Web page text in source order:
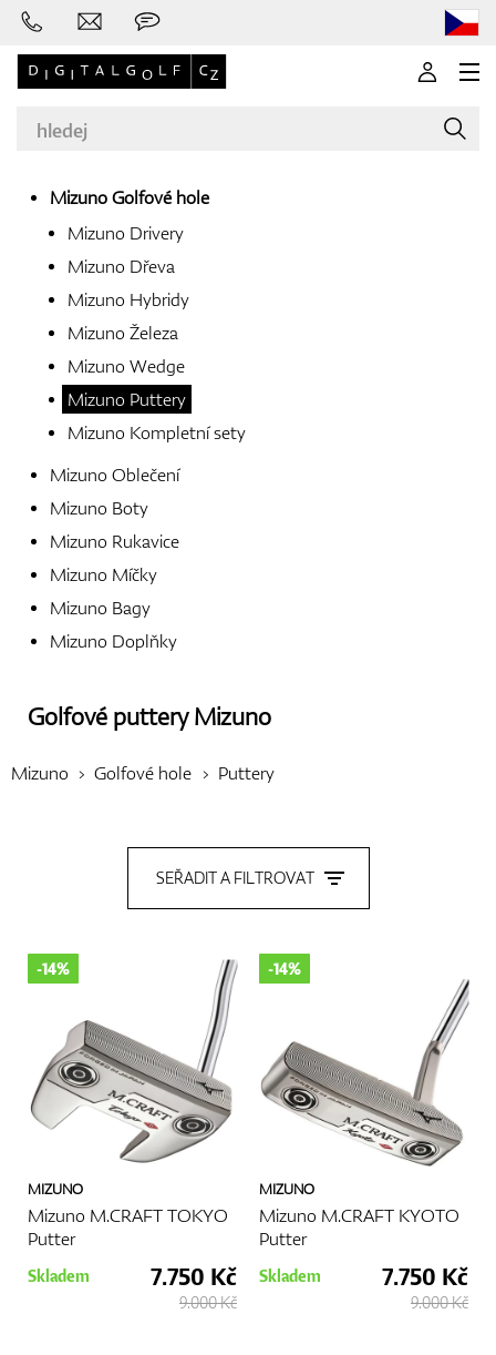
Oblečení
Míčky
Bagy
Vozíky
GPS/Dálkoměry
Doplňky
Dárkové poukazy
Mizuno Golfové hole
Mizuno Drivery
Mizuno Dřeva
Mizuno Hybridy
Mizuno Železa
Mizuno Wedge
Mizuno Puttery
Mizuno Kompletní sety
Mizuno Oblečení
Mizuno Boty
Mizuno Rukavice
Mizuno Míčky
Mizuno Bagy
Mizuno Doplňky
Golfové putteryMizuno
Mizuno Golfové hole Puttery
SEŘADIT A FILTROVAT
MIZUNO
Mizuno M.CRAFT TOKYO
Putter
-14%
Skladem 7.750 Kč
9.000 Kč
MIZUNO
Mizuno M.CRAFT KYOTO
Putter
-14%
Skladem 7.750 Kč
9.000 Kč